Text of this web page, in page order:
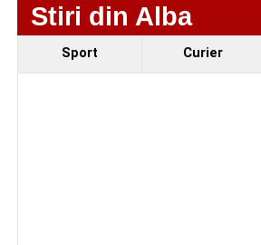
Stiri din Alba
Sport Curier